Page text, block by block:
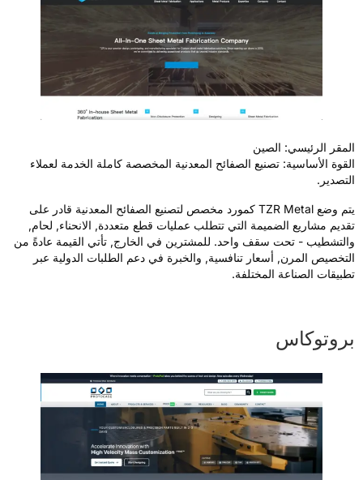
الرئيسي: الصين
الأساسية: تصنيع الصفائح المعدنية المخصصة كاملة الخدمة لعملاء
يتم وضع TZR Metal كمورد مخصص لتصنيع الصفائح المعدنية قادر على
مشاريع الضميمة التي تتطلب عمليات قطع متعددة, الانحناء, لحام,
- تحت سقف واحد. للمشترين في الخارج, تأتي القيمة عادةً من
المرن, أسعار تنافسية, والخبرة في دعم الطلبات الدولية عبر
الصناعة المختلفة.